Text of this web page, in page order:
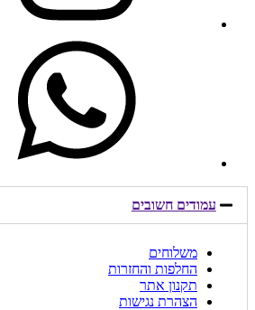
עמודים חשובים
משלוחים
החלפות והחזרות
תקנון אתר
הצהרת נגישות